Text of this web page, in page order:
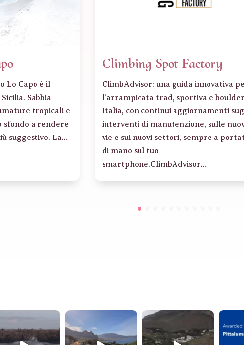
Lo Capo è il
Sabbia
tropicali e
sfondo a rendere
suggestivo. La…
Climbing Spot Factory
ClimbAdvisor: una guida innovativa
l’arrampicata trad, sportiva e
Italia, con continui aggiornamenti
interventi di manutenzione, sulle
vie e sui nuovi settori, sempre a
di mano sul tuo
smartphone.ClimbAdvisor…